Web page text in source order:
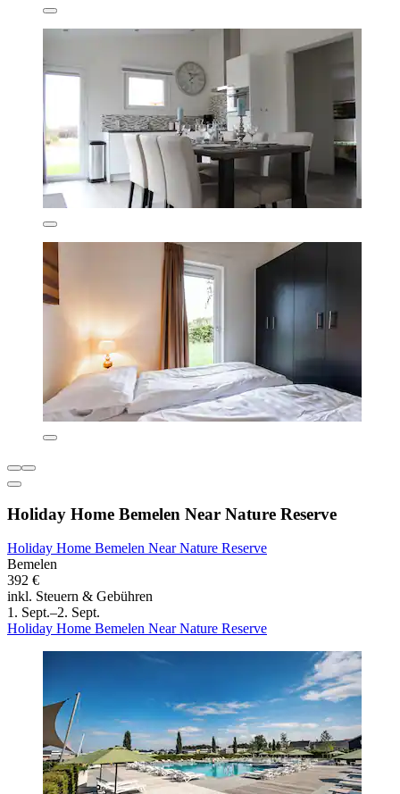
Holiday Home Bemelen Near Nature Reserve
Holiday Home Bemelen Near Nature Reserve
Bemelen
392 €
inkl. Steuern & Gebühren
1. Sept.–2. Sept.
Holiday Home Bemelen Near Nature Reserve